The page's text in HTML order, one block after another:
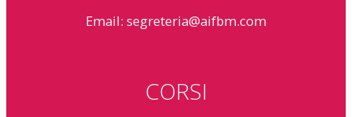
Email: segreteria@aifbm.com
CORSI